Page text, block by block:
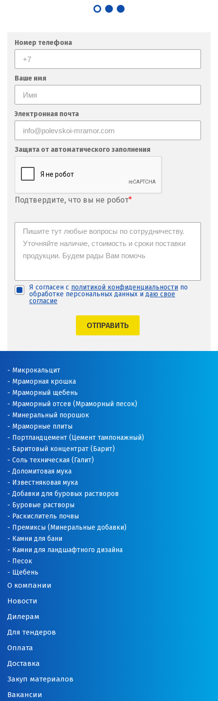
Номер телефона
Ваше имя
Электронная почта
Защита от автоматического заполнения
Подтвердите, что вы не робот*
Я согласен с политикой конфиденциальности по
обработке персональных данных и даю свое
согласие
ОТПРАВИТЬ
О компании
Новости
Дилерам
Для тендеров
Оплата
Доставка
Закуп материалов
Вакансии
Микрокальцит
Мраморная крошка
Мраморный щебень
Мраморный отсев (Мраморный песок)
Минеральный порошок
Мраморные плиты
Портландцемент (Цемент тампонажный)
Баритовый концентрат (Барит)
Соль техническая (Галит)
Доломитовая мука
Известняковая мука
Добавки для буровых растворов
Буровые растворы
Раскислитель почвы
Премиксы (Минеральные добавки)
Камни для бани
Камни для ландшафтного дизайна
Песок
Щебень